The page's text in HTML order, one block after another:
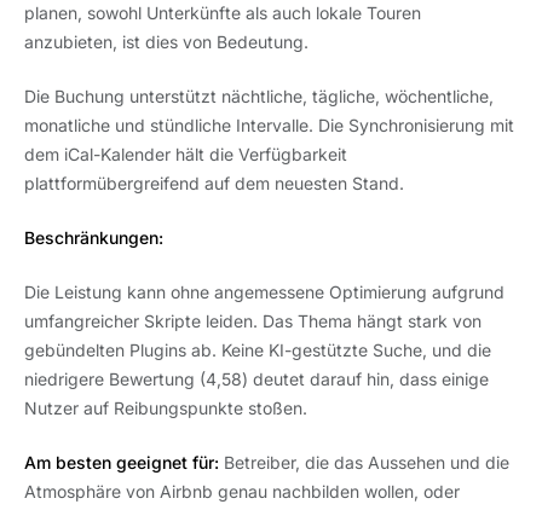
planen, sowohl Unterkünfte als auch lokale Touren
anzubieten, ist dies von Bedeutung.
Die Buchung unterstützt nächtliche, tägliche, wöchentliche,
monatliche und stündliche Intervalle. Die Synchronisierung mit
dem iCal-Kalender hält die Verfügbarkeit
plattformübergreifend auf dem neuesten Stand.
Beschränkungen:
Die Leistung kann ohne angemessene Optimierung aufgrund
umfangreicher Skripte leiden. Das Thema hängt stark von
gebündelten Plugins ab. Keine KI-gestützte Suche, und die
niedrigere Bewertung (4,58) deutet darauf hin, dass einige
Nutzer auf Reibungspunkte stoßen.
Am besten geeignet für: Betreiber, die das Aussehen und die
Atmosphäre von Airbnb genau nachbilden wollen, oder